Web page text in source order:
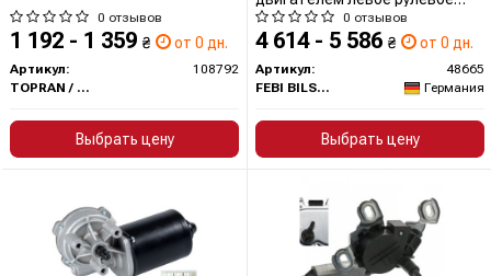
0 отзывов
1 192 - 1 359 ₴ от 0 дн.
Артикул:
108792
TOPRAN / HANS PRIES
Выбрать цену
управление (сторона
установки: спереди)
0 отзывов
4 614 - 5 586 ₴ от 0 дн.
Артикул:
48665
FEBI BILSTEIN
Германия
Выбрать цену